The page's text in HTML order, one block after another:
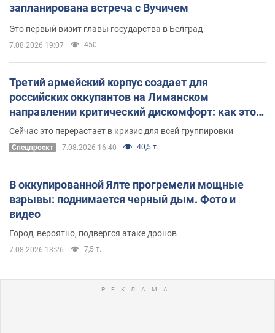
запланирована встреча с Вучичем
Это первый визит главы государства в Белград
7.08.2026 19:07 450
Третий армейский корпус создает для
российских оккупантов на Лиманском
направлении критический дискомфорт: как это
удалось
Сейчас это перерастает в кризис для всей группировки
Спецпроект 7.08.2026 16:40 40,5 т.
В оккупированной Ялте прогремели мощные
взрывы: поднимается черный дым. Фото и
видео
Город, вероятно, подвергся атаке дронов
7.08.2026 13:26 7,5 т.